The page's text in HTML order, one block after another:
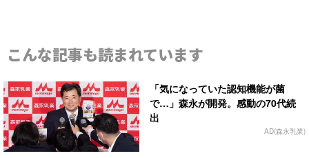
こんな記事も読まれています
「気になっていた認知機能が菌
で…」森永が開発。感動の70代続
出
AD(森永乳業)